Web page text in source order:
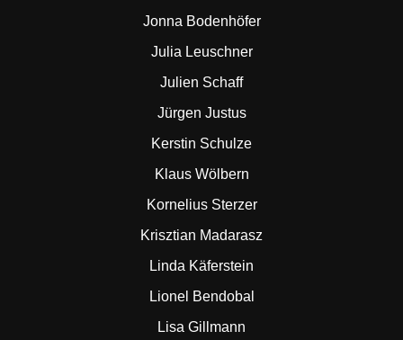
Jonna Bodenhöfer
Julia Leuschner
Julien Schaff
Jürgen Justus
Kerstin Schulze
Klaus Wölbern
Kornelius Sterzer
Krisztian Madarasz
Linda Käferstein
Lionel Bendobal
Lisa Gillmann